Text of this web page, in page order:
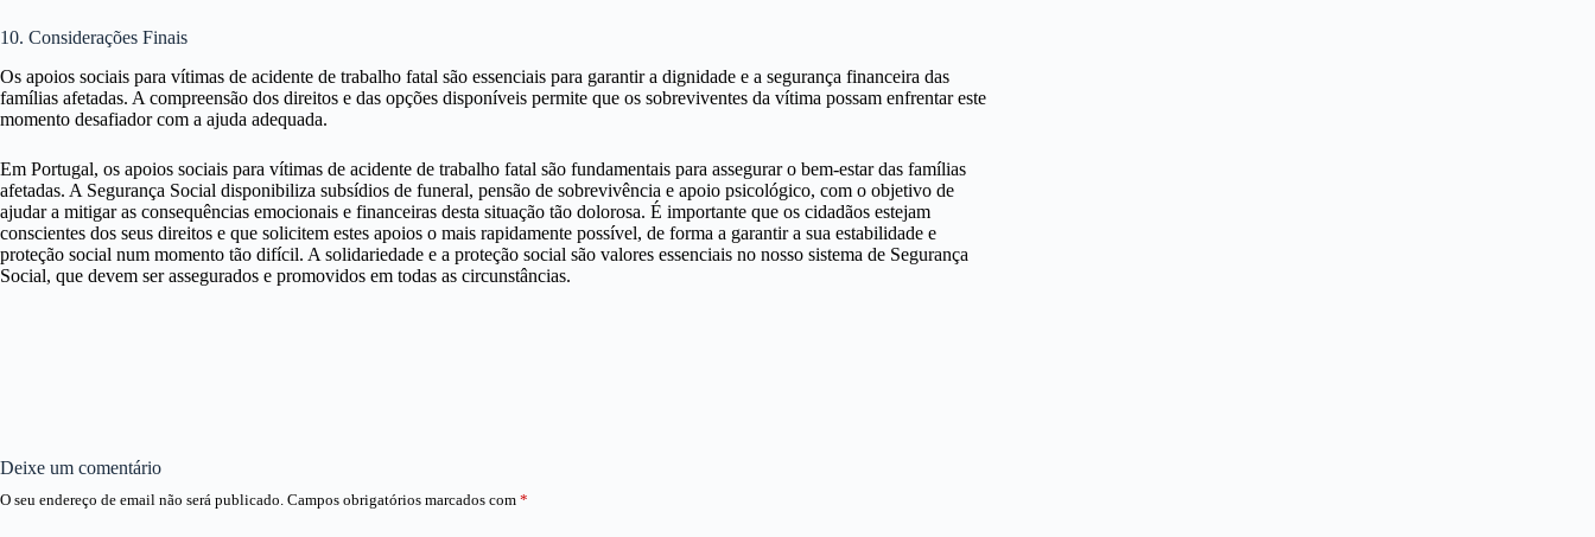
10. Considerações Finais
Os apoios sociais para vítimas de acidente de trabalho fatal são essenciais para garantir a dignidade e a segurança financeira das
famílias afetadas. A compreensão dos direitos e das opções disponíveis permite que os sobreviventes da vítima possam enfrentar este
momento desafiador com a ajuda adequada.
Em Portugal, os apoios sociais para vítimas de acidente de trabalho fatal são fundamentais para assegurar o bem-estar das famílias
afetadas. A Segurança Social disponibiliza subsídios de funeral, pensão de sobrevivência e apoio psicológico, com o objetivo de
ajudar a mitigar as consequências emocionais e financeiras desta situação tão dolorosa. É importante que os cidadãos estejam
conscientes dos seus direitos e que solicitem estes apoios o mais rapidamente possível, de forma a garantir a sua estabilidade e
proteção social num momento tão difícil. A solidariedade e a proteção social são valores essenciais no nosso sistema de Segurança
Social, que devem ser assegurados e promovidos em todas as circunstâncias.
Deixe um comentário
O seu endereço de email não será publicado. Campos obrigatórios marcados com *